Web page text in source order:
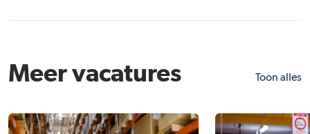
Meer vacatures Toon alles